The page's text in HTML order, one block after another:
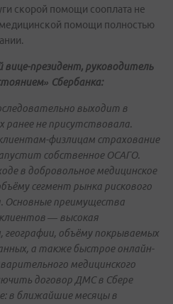
скорой помощи сооплата не
помощи полностью
президент, руководитель
Сбербанка:
выходит в
ранее не присутствовала.
физлицам страхование
собственное ОСАГО.
в добровольное медицинское
сегмент рынка рискового
Основные преимущества
— высокая
объёму покрываемых
а также быстрое онлайн-
медицинского
договор ДМС в Сбере
в ближайшие месяцы в